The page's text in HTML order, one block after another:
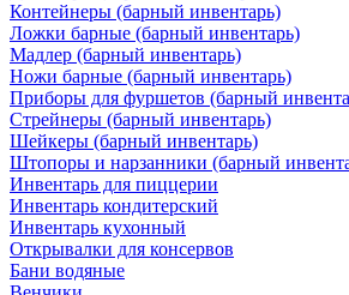
Контейнеры (барный инвентарь)
Ложки барные (барный инвентарь)
Мадлер (барный инвентарь)
Ножи барные (барный инвентарь)
Приборы для фуршетов (барный
Стрейнеры (барный инвентарь)
Шейкеры (барный инвентарь)
Штопоры и нарзанники (барный
Инвентарь для пиццерии
Инвентарь кондитерский
Инвентарь кухонный
Открывалки для консервов
Бани водяные